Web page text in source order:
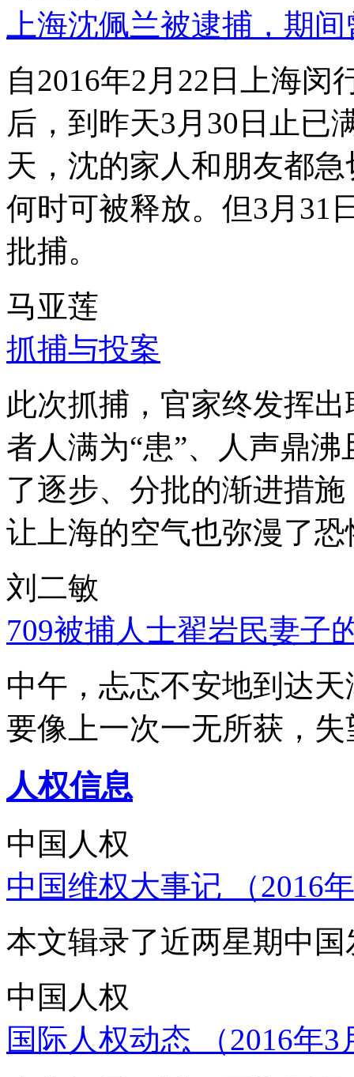
上海沈佩兰被逮捕，期
自2016年2月22日上海
后，到昨天3月30日止已
天，沈的家人和朋友都
何时可被释放。但3月31
批捕。
马亚莲
抓捕与投案
此次抓捕，官家终发挥
者人满为“患”、人声鼎
了逐步、分批的渐进措
让上海的空气也弥漫了
刘二敏
709被捕人士翟岩民妻子
中午，忐忑不安地到达
要像上一次一无所获，
人权信息
中国人权
中国维权大事记 （2016
本文辑录了近两星期中
中国人权
国际人权动态 （2016年